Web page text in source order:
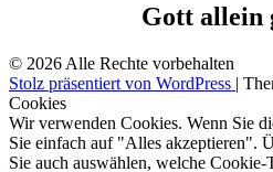
Gott allein
© 2026 Alle Rechte vorbehalten
Stolz präsentiert von WordPress |
Cookies
Wir verwenden Cookies. Wenn Sie
Sie einfach auf "Alles akzeptieren".
Sie auch auswählen, welche